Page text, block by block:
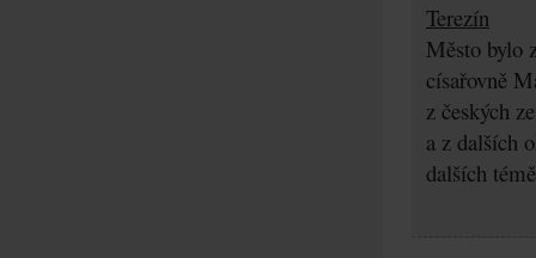
Terezín
Město bylo
císařovně
z českých
a z dalších
dalších